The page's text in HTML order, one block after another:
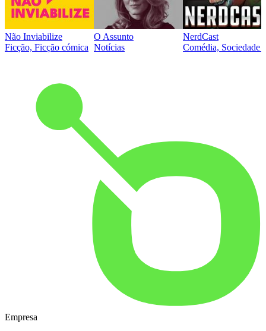
Não Inviabilize
Ficção, Ficção cómica
O Assunto
Notícias
NerdCast
Comédia, Sociedade
Empresa